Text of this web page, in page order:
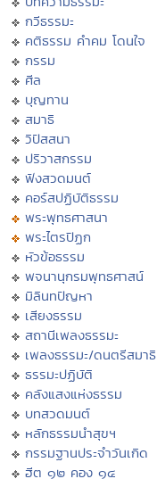
กวีธรรมะ
คติธรรม คำคม โดนใจ
กรรม
ศีล
บุญทาน
สมาธิ
วิปัสสนา
ปริวาสกรรม
ฟังสวดมนต์
คอร์สปฏิบัติธรรม
พระพุทธศาสนา
พระไตรปิฏก
หัวข้อธรรม
พจนานุกรมพุทธศาสน์
มิลินทปัญหา
เสียงธรรม
สถานีเพลงธรรมะ
เพลงธรรมะ/ดนตรีสมาธิ
ธรรมะปฏิบัติ
คลังแสงแห่งธรรม
บทสวดมนต์
หลักธรรมนำสุขฯ
กรรมฐานประจำวันเกิด
ฮีต ๑๒ คอง ๑๔